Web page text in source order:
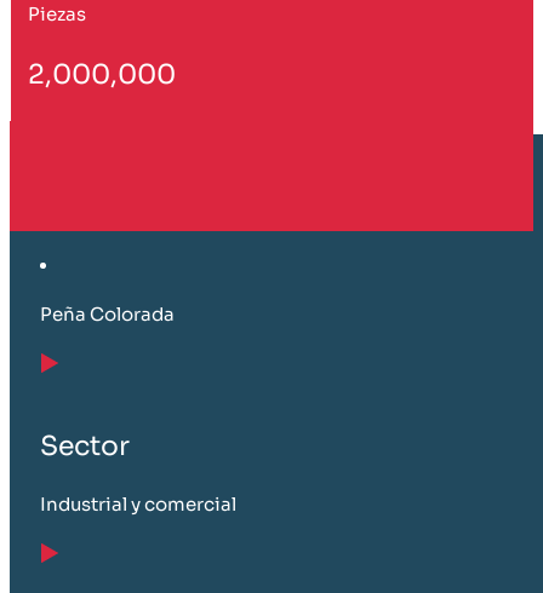
Piezas
2,000,000
Peña Colorada
Sector
Industrial y comercial